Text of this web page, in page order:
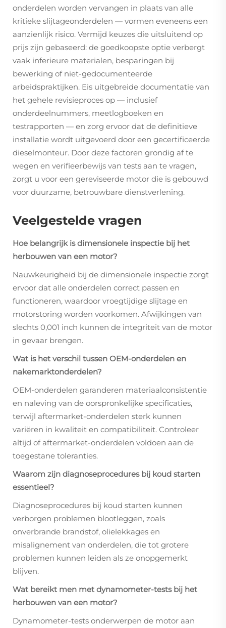
onderdelen worden vervangen in plaats van alle
kritieke slijtageonderdelen — vormen eveneens een
aanzienlijk risico. Vermijd keuzes die uitsluitend op
prijs zijn gebaseerd: de goedkoopste optie verbergt
vaak inferieure materialen, besparingen bij
bewerking of niet-gedocumenteerde
arbeidspraktijken. Eis uitgebreide documentatie van
het gehele revisieproces op — inclusief
onderdeelnummers, meetlogboeken en
testrapporten — en zorg ervoor dat de definitieve
installatie wordt uitgevoerd door een gecertificeerde
dieselmonteur. Door deze factoren grondig af te
wegen en verifieerbewijs van tests aan te vragen,
zorgt u voor een gereviseerde motor die is gebouwd
voor duurzame, betrouwbare dienstverlening.
Veelgestelde vragen
Hoe belangrijk is dimensionele inspectie bij het
herbouwen van een motor?
Nauwkeurigheid bij de dimensionele inspectie zorgt
ervoor dat alle onderdelen correct passen en
functioneren, waardoor vroegtijdige slijtage en
motorstoring worden voorkomen. Afwijkingen van
slechts 0,001 inch kunnen de integriteit van de motor
in gevaar brengen.
Wat is het verschil tussen OEM-onderdelen en
nakemarktonderdelen?
OEM-onderdelen garanderen materiaalconsistentie
en naleving van de oorspronkelijke specificaties,
terwijl aftermarket-onderdelen sterk kunnen
variëren in kwaliteit en compatibiliteit. Controleer
altijd of aftermarket-onderdelen voldoen aan de
toegestane toleranties.
Waarom zijn diagnoseprocedures bij koud starten
essentieel?
Diagnoseprocedures bij koud starten kunnen
verborgen problemen blootleggen, zoals
onverbrande brandstof, olielekkages en
misalignement van onderdelen, die tot grotere
problemen kunnen leiden als ze onopgemerkt
blijven.
Wat bereikt men met dynamometer-tests bij het
herbouwen van een motor?
Dynamometer-tests onderwerpen de motor aan